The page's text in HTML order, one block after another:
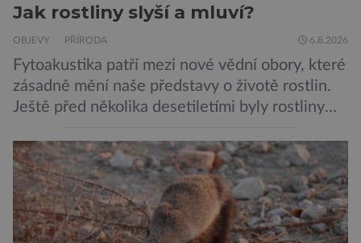
Jak rostliny slyší a mluví?
OBJEVY PŘÍRODA 6.8.2026
Fytoakustika patří mezi nové vědní obory, které
zásadně mění naše představy o životě rostlin.
Ještě před několika desetiletími byly rostliny
pouze reagují na změny prostředí. Moderní
výzkum však ukazuje, že skutečnost je mnohem
zajímavější. Rostliny totiž dokážou své okolí
vnímat prostřednictvím mechanických podnětů
a samy také vydávají zvuky […]